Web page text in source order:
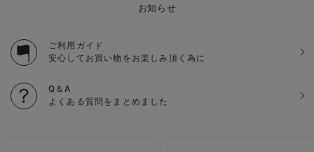
お知らせ
ご利用ガイド
安心してお買い物をお楽しみ頂く為に
Q＆A
よくある質問をまとめました